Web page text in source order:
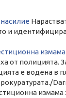
и
измама
от полицията.
е водена в
измама